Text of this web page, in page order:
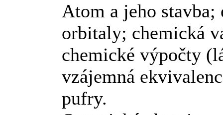
Atom a jeho
orbitaly; chemická
chemické výpočty
vzájemná
pufry.